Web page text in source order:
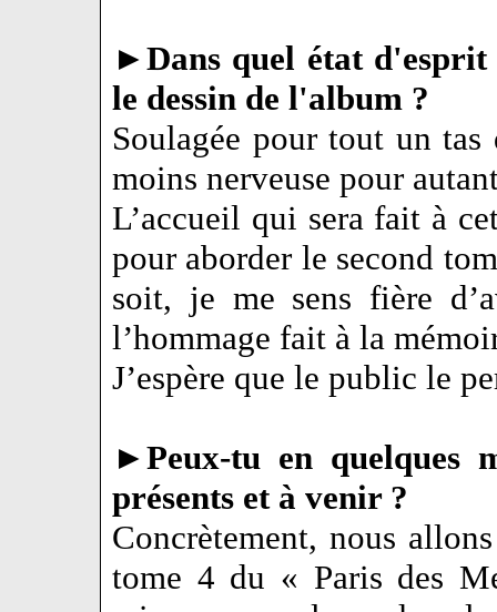
►Dans quel état
le dessin de l'album ?
Soulagée pour tout un tas
moins nerveuse pour
L’accueil qui sera fait à
pour aborder le second
soit, je me sens fière
l’hommage fait à la
J’espère que le public le
►Peux-tu en quelques
présents et à venir ?
Concrètement, nous
tome 4 du « Paris des